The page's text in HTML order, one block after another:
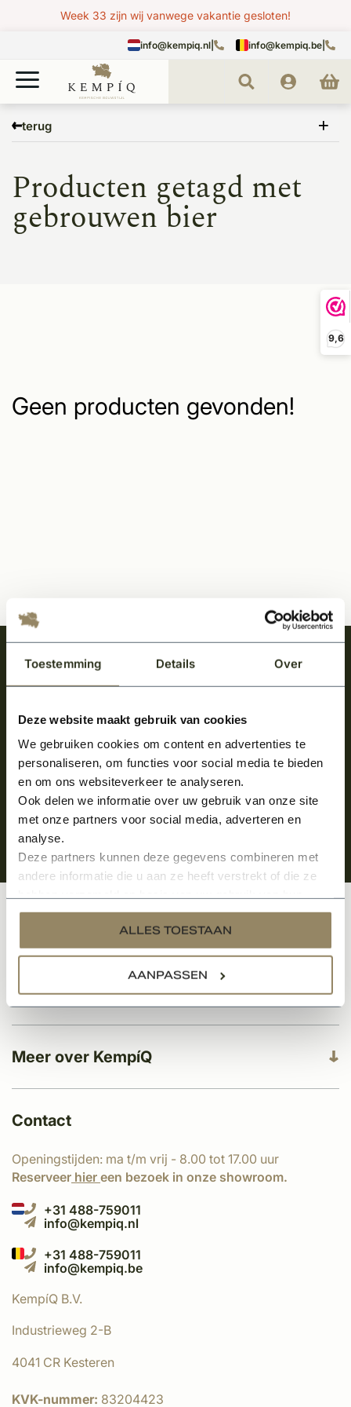
Toestemming Details Over
Deze website maakt gebruik van cookies
We gebruiken cookies om content en advertenties te
personaliseren, om functies voor social media te bieden
en om ons websiteverkeer te analyseren.
Ook delen we informatie over uw gebruik van onze site
met onze partners voor social media, adverteren en
analyse.
Deze partners kunnen deze gegevens combineren met
andere informatie die u aan ze heeft verstrekt of die ze
services.
ALLES TOESTAAN
AANPASSEN
9,6
Week 33 zijn wij vanwege vakantie gesloten!
info@kempiq.nl info@kempiq.be
terug
gebrouwen bier
Producten getagd met
gebrouwen bier
Geen producten gevonden!
Meld je aan en ontvang het laatste nieuws
over onze kempische bouwstijl!
Aanmelden voor de nieuwsbrief
Meer over KempíQ
Klantenservice
Categorieën
Contact
Openingstijden: ma t/m vrij - 8.00 tot 17.00 uur
Reserveer hier een bezoek in onze showroom.
+31 488-759011
info@kempiq.nl
+31 488-759011
info@kempiq.be
KempíQ B.V.
Industrieweg 2-B
4041 CR Kesteren
KVK-nummer: 83204423